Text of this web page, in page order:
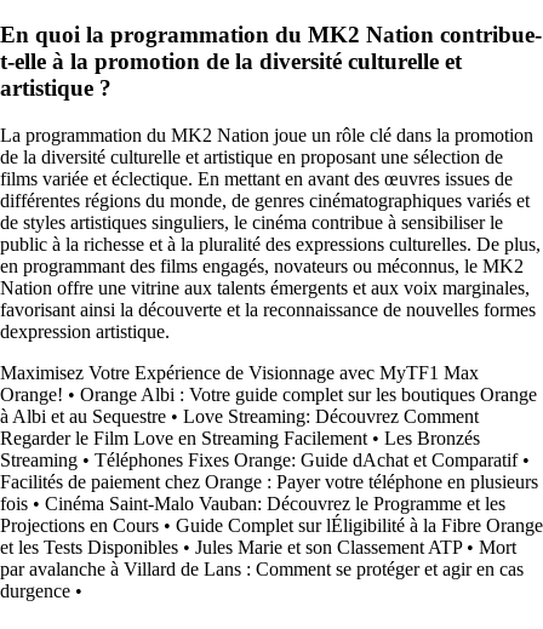
En quoi la programmation du MK2 Nation contribue-
t-elle à la promotion de la diversité culturelle et
artistique ?
La programmation du MK2 Nation joue un rôle clé dans la promotion
de la diversité culturelle et artistique en proposant une sélection de
films variée et éclectique. En mettant en avant des œuvres issues de
différentes régions du monde, de genres cinématographiques variés et
de styles artistiques singuliers, le cinéma contribue à sensibiliser le
public à la richesse et à la pluralité des expressions culturelles. De plus,
en programmant des films engagés, novateurs ou méconnus, le MK2
Nation offre une vitrine aux talents émergents et aux voix marginales,
favorisant ainsi la découverte et la reconnaissance de nouvelles formes
dexpression artistique.
Maximisez Votre Expérience de Visionnage avec MyTF1 Max
Orange! • Orange Albi : Votre guide complet sur les boutiques Orange
à Albi et au Sequestre • Love Streaming: Découvrez Comment
Regarder le Film Love en Streaming Facilement • Les Bronzés
Streaming • Téléphones Fixes Orange: Guide dAchat et Comparatif•
Facilités de paiement chez Orange : Payer votre téléphone en plusieurs
fois • Cinéma Saint-Malo Vauban: Découvrez le Programme et les
Projections en Cours • Guide Complet sur lÉligibilité à la Fibre Orange
et les Tests Disponibles • Jules Marie et son Classement ATP• Mort
par avalanche à Villard de Lans : Comment se protéger et agir en cas
durgence •